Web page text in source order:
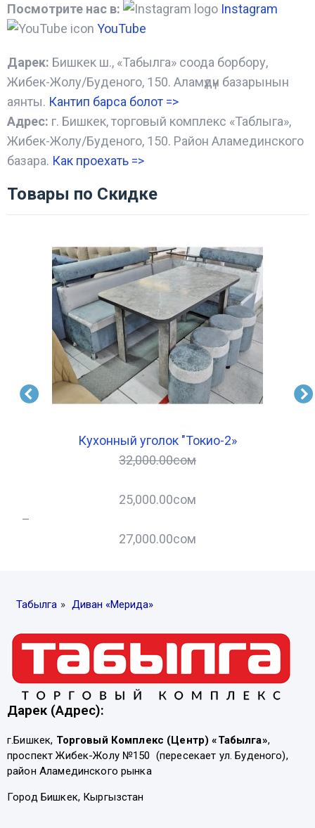
Посмотрите нас в:
Instagram
YouTube
Дарек: Бишкек ш., «Табылга» соода борбору,
Жибек-Жолу/Буденого, 150. Аламүдүн базарынын
аянты. Кантип барса болот =>
Адрес: г. Бишкек, торговый комплекс «Таблыга»,
Жибек-Жолу/Буденого, 150. Район Аламединского
базара. Как проехать =>
Товары по Скидке
Кухонный уголок "Токио-2»
32,000.00сом
25,000.00сом
–
27,000.00сом
Табылга » Диван «Мерида»
Дарек (Адрес):
г.Бишкек, Торговый Комплекс (Центр) «Табылга»,
проспект Жибек-Жолу №150 (пересекает ул. Буденого),
район Аламединского рынка
Город Бишкек, Кыргызстан